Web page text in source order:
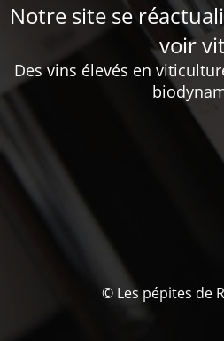
Notre site se
voir
Des vins élevés en
© Les pépites de